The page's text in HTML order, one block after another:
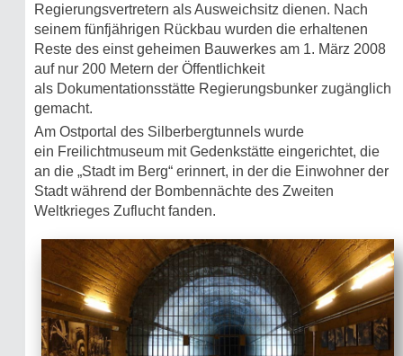
Regierungsvertretern als Ausweichsitz dienen. Nach
seinem fünfjährigen Rückbau wurden die erhaltenen
Reste des einst geheimen Bauwerkes am 1. März 2008
auf nur 200 Metern der Öffentlichkeit
als Dokumentationsstätte Regierungsbunker zugänglich
gemacht.
Am Ostportal des Silberbergtunnels wurde
ein Freilichtmuseum mit Gedenkstätte eingerichtet, die
an die „Stadt im Berg“ erinnert, in der die Einwohner der
Stadt während der Bombennächte des Zweiten
Weltkrieges Zuflucht fanden.